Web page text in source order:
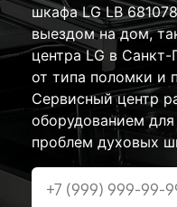
шкафа LG LB
выездом на дом,
центра LG в
от типа поломки и
Сервисный центр
оборудованием
проблем духовых